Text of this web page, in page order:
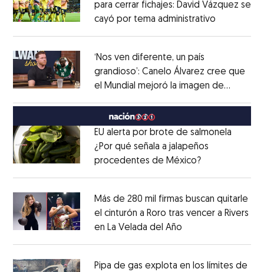
para cerrar fichajes: David Vázquez se
cayó por tema administrativo
‘Nos ven diferente, un país
grandioso’: Canelo Álvarez cree que
el Mundial mejoró la imagen de
MéxicoOpens in new window
EU alerta por brote de salmonela
¿Por qué señala a jalapeños
procedentes de México?Opens in new
Más de 280 mil firmas buscan quitarle
el cinturón a Roro tras vencer a Rivers
en La Velada del Año
Pipa de gas explota en los límites de